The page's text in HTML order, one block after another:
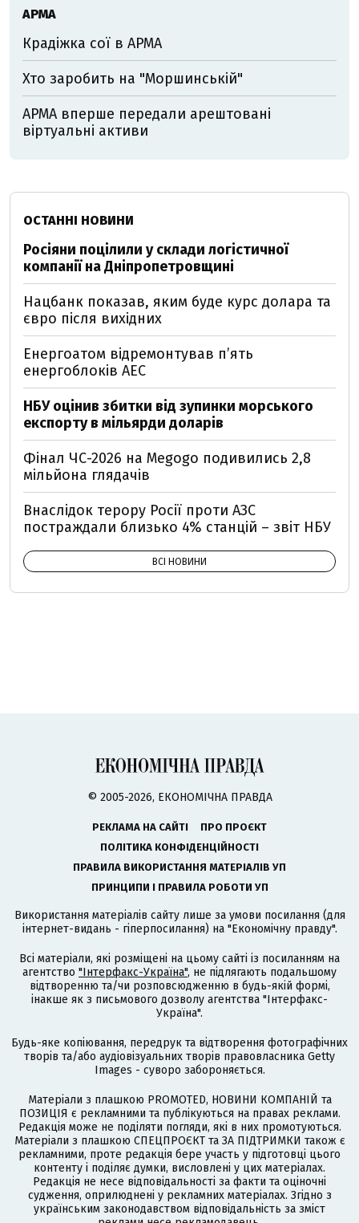
АРМА
Крадіжка сої в АРМА
Хто заробить на "Моршинській"
АРМА вперше передали арештовані
віртуальні активи
ОСТАННІ НОВИНИ
Росіяни поцілили у склади логістичної
компанії на Дніпропетровщині
Нацбанк показав, яким буде курс долара та
євро після вихідних
Енергоатом відремонтував п’ять
енергоблоків АЕС
НБУ оцінив збитки від зупинки морського
експорту в мільярди доларів
Фінал ЧС-2026 на Megogo подивились 2,8
мільйона глядачів
Внаслідок терору Росії проти АЗС
постраждали близько 4% станцій – звіт НБУ
ВСІ НОВИНИ
© 2005-2026, ЕКОНОМІЧНА ПРАВДА
РЕКЛАМА НА САЙТІ
ПРО ПРОЄКТ
ПОЛІТИКА КОНФІДЕНЦІЙНОСТІ
ПРАВИЛА ВИКОРИСТАННЯ МАТЕРІАЛІВ УП
ПРИНЦИПИ І ПРАВИЛА РОБОТИ УП
Використання матеріалів сайту лише за умови посилання (для
інтернет-видань - гіперпосилання) на "Економічну правду".
Всі матеріали, які розміщені на цьому сайті із посиланням на
агентство "Інтерфакс-Україна", не підлягають подальшому
відтворенню та/чи розповсюдженню в будь-якій формі,
інакше як з письмового дозволу агентства "Інтерфакс-
Україна".
Будь-яке копіювання, передрук та відтворення фотографічних
творів та/або аудіовізуальних творів правовласника Getty
Images - суворо забороняється.
Матеріали з плашкою PROMOTED, НОВИНИ КОМПАНІЙ та
ПОЗИЦІЯ є рекламними та публікуються на правах реклами.
Редакція може не поділяти погляди, які в них промотуються.
Матеріали з плашкою СПЕЦПРОЄКТ та ЗА ПІДТРИМКИ також є
рекламними, проте редакція бере участь у підготовці цього
контенту і поділяє думки, висловлені у цих матеріалах.
Редакція не несе відповідальності за факти та оціночні
судження, оприлюднені у рекламних матеріалах. Згідно з
українським законодавством відповідальність за зміст